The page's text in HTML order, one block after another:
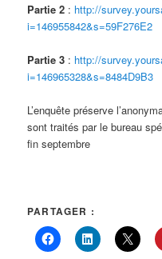
Partie 2 : http://
i=146955842&s=59F276E2
Partie 3 : http://
i=146965328&s=8484D9B3
L’enquête préserve
sont traités par le bureau
fin septembre
PARTAGER :